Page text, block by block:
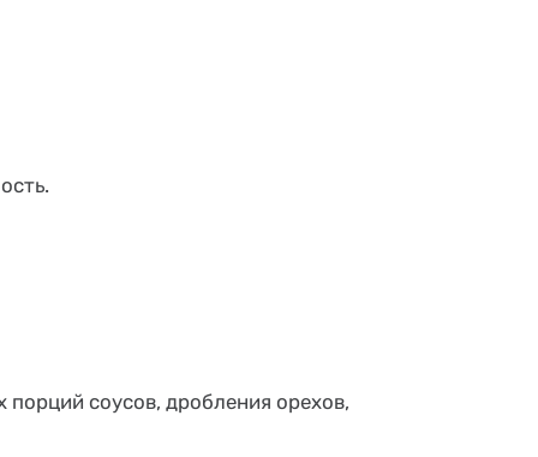
соусов, дробления орехов,